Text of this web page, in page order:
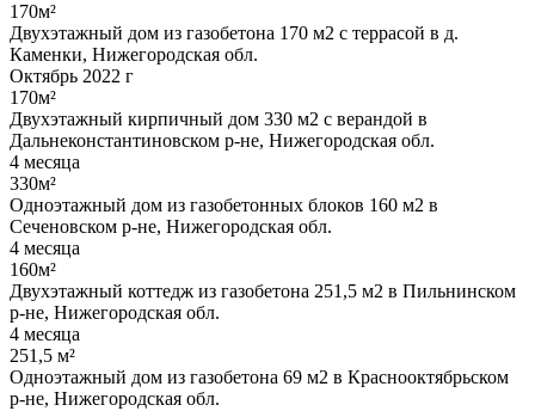
170м²
Двухэтажный дом из газобетона 170 м2 с террасой в д.
Каменки, Нижегородская обл.
Октябрь 2022 г
170м²
Двухэтажный кирпичный дом 330 м2 с верандой в
Дальнеконстантиновском р-не, Нижегородская обл.
4 месяца
330м²
Одноэтажный дом из газобетонных блоков 160 м2 в
Сеченовском р-не, Нижегородская обл.
4 месяца
160м²
Двухэтажный коттедж из газобетона 251,5 м2 в Пильнинском
р-не, Нижегородская обл.
4 месяца
251,5 м²
Одноэтажный дом из газобетона 69 м2 в Краснооктябрьском
р-не, Нижегородская обл.